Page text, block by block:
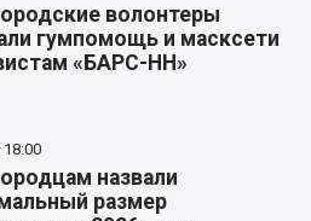
волонтеры
гумпомощь и масксети
«БАРС-НН»
18:00
назвали
размер